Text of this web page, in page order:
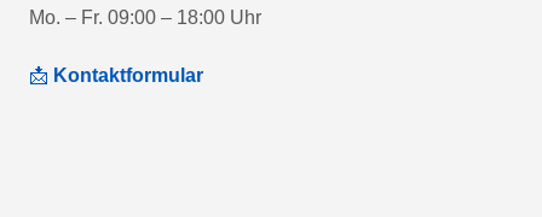
Mo. – Fr. 09:00 – 18:00 Uhr
📩 Kontaktformular